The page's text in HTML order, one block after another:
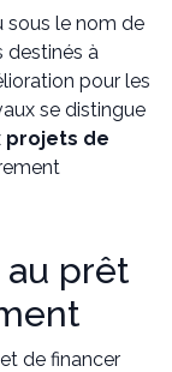
sous le nom de
destinés à
pour les
se distingue
projets de
au prêt
de financer